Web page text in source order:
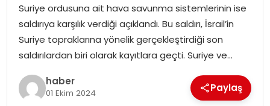
TEKNOLOJI
Suriye ordusuna ait hava savunma sistemlerinin ise
saldırıya karşılık verdiği açıklandı. Bu saldırı, İsrail’in
Suriye topraklarına yönelik gerçekleştirdiği son
saldırılardan biri olarak kayıtlara geçti. Suriye ve…
haber
01 Ekim 2024 Paylaş